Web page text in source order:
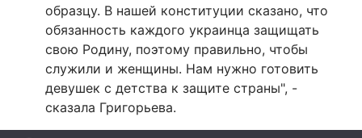
образцу. В нашей конституции сказано, что
обязанность каждого украинца защищать
свою Родину, поэтому правильно, чтобы
служили и женщины. Нам нужно готовить
девушек с детства к защите страны", -
сказала Григорьева.